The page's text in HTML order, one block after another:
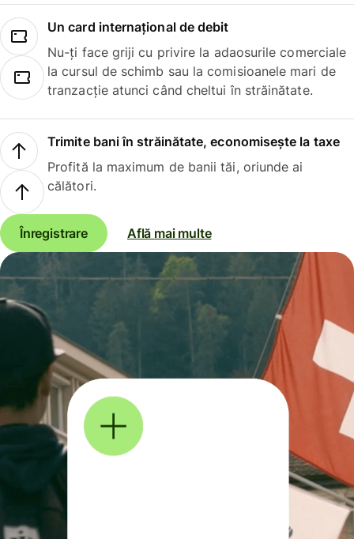
Un card internațional de debit
Nu-ți face griji cu privire la adaosurile comerciale
la cursul de schimb sau la comisioanele mari de
tranzacție atunci când cheltui în străinătate.
Trimite bani în străinătate, economisește la taxe
Profită la maximum de banii tăi, oriunde ai
călători.
Înregistrare Află mai multe